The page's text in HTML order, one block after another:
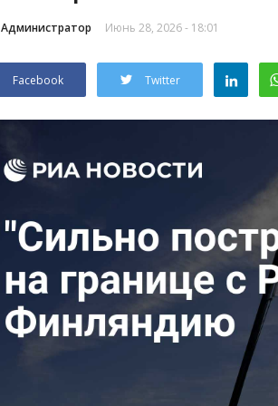
Администратор Июнь 28, 2026 - 18:01
Facebook Twitter